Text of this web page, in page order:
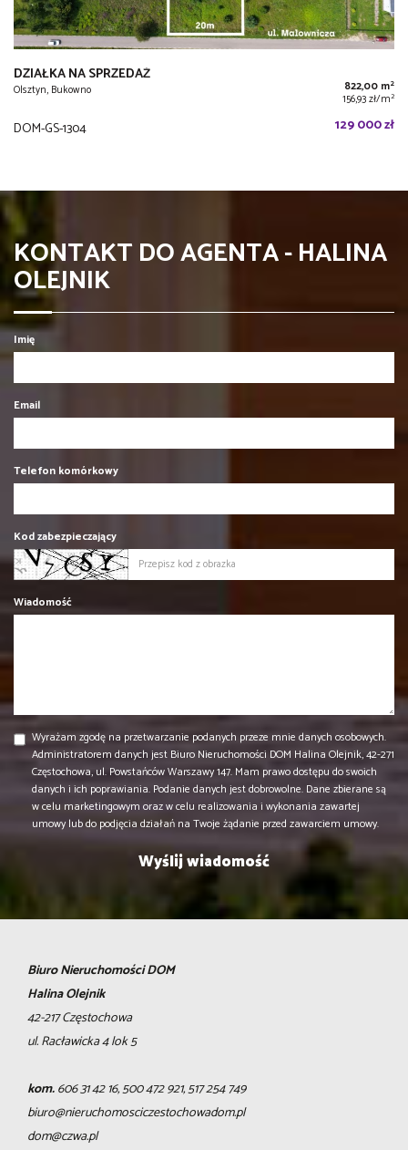
DZIAŁKA NA SPRZEDAŻ
Olsztyn, Bukowno 822,00 m2
156,93 zł/m2
DOM-GS-1304 129 000 zł
KONTAKT DO AGENTA - HALINA
OLEJNIK
Imię
Email
Telefon komórkowy
Kod zabezpieczający
Wiadomość
Wyrażam zgodę na przetwarzanie podanych przeze mnie danych osobowych.
Administratorem danych jest Biuro Nieruchomości DOM Halina Olejnik, 42-271
Częstochowa, ul. Powstańców Warszawy 147. Mam prawo dostępu do swoich
danych i ich poprawiania. Podanie danych jest dobrowolne. Dane zbierane są
w celu marketingowym oraz w celu realizowania i wykonania zawartej
umowy lub do podjęcia działań na Twoje żądanie przed zawarciem umowy.
Biuro Nieruchomości DOM
Halina Olejnik
42-217 Częstochowa
ul. Racławicka 4 lok 5
kom.606 31 42 16, 500 472 921, 517 254 749
biuro@nieruchomosciczestochowadom.pl
dom@czwa.pl